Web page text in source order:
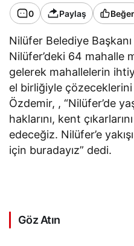
0 Paylaş
Nilüfer Belediye
Nilüfer’deki 64 mahalle
gelerek mahallelerin
el birliğiyle
Özdemir, , “Nilüfer’de
haklarını, kent
edeceğiz. Nilüfer’e
için buradayız” dedi.
Göz Atın